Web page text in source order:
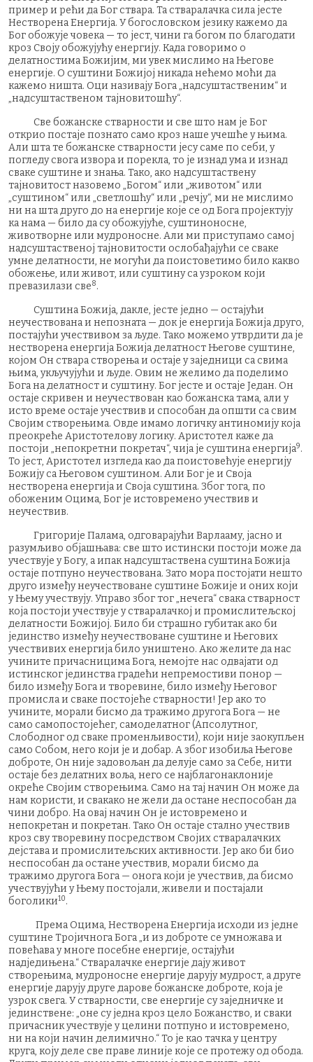
пример и рећи да Бог ствара. Та стваралачка сила јесте
Нестворена Енергија. У богословском језику кажемо да
Бог обожује човека — то јест, чини га богом по благодати
кроз Своју обожујућу енергију. Када говоримо о
делатностима Божијим, ми увек мислимо на Његове
енергије. О суштини Божијој никада нећемо моћи да
кажемо ништа. Оци називају Бога „надсуштаственим“ и
„надсуштаственом тајновитошћу“.
Све божанске стварности и све што нам је Бог
открио постаје познато само кроз наше учешће у њима.
Али шта те божанске стварности јесу саме по себи, у
погледу свога извора и порекла, то је изнад ума и изнад
сваке суштине и знања. Тако, ако надсуштаствену
тајновитост назовемо „Богом“ или „животом“ или
„суштином“ или „светлошћу“ или „речју“, ми не мислимо
ни на шта друго до на енергије које се од Бога пројектују
ка нама — било да су обожујуће, суштиноносне,
животворне или мудроносне. Али ми приступамо самој
надсуштаственој тајновитости ослобађајући се сваке
умне делатности, не могући да поистоветимо било какво
обожење, или живот, или суштину са узроком који
превазилази све8.
Суштина Божија, дакле, јесте једно — остајући
неучествована и непозната — док је енергија Божија друго,
постајући учествивом за људе. Тако можемо утврдити да је
нестворена енергија Божија делатност Његове суштине,
којом Он ствара створења и остаје у заједници са свима
њима, укључујући и људе. Овим не желимо да поделимо
Бога на делатност и суштину. Бог јесте и остаје Један. Он
остаје скривен и неучествован као божанска тама, али у
исто време остаје учествив и способан да општи са свим
Својим створењима. Овде имамо логичку антиномију која
преокреће Аристотелову логику. Аристотел каже да
постоји „непокретни покретач“, чија је суштина енергија9.
То јест, Аристотел изгледа као да поистовећује енергију
Божију са Његовом суштином. Али Бог је и Своја
нестворена енергија и Своја суштина. Због тога, по
обоженим Оцима, Бог је истовремено учествив и
неучествив.
Григорије Палама, одговарајући Варлааму, јасно и
разумљиво објашњава: све што истински постоји може да
учествује у Богу, а ипак надсуштаствена суштина Божија
остаје потпуно неучествована. Зато мора постојати нешто
друго између неучествоване суштине Божије и оних који
у Њему учествују. Управо због тог „нечега“ свака стварност
која постоји учествује у стваралачкој и промислитељској
делатности Божијој. Било би страшно губитак ако би
јединство између неучествоване суштине и Његових
учествивих енергија било уништено. Ако желите да нас
учините причасницима Бога, немојте нас одвајати од
истинског јединства градећи непремостиви понор —
било између Бога и творевине, било између Његовог
промисла и сваке постојеће стварности! Јер ако то
учините, морали бисмо да тражимо другога Бога — не
само самопостојећег, самоделатног (Апсолутног,
Слободног од сваке променљивости), који није заокупљен
само Собом, него који је и добар. А због изобиља Његове
доброте, Он није задовољан да делује само за Себе, нити
остаје без делатних воља, него се најблагонаклоније
окреће Својим створењима. Само на тај начин Он може да
нам користи, и свакако не жели да остане неспособан да
чини добро. На овај начин Он је истовремено и
непокретан и покретан. Тако Он остаје стално учествив
кроз сву творевину посредством Својих стваралачких
дејстава и промислитељских активности. Јер ако би био
неспособан да остане учествив, морали бисмо да
тражимо другога Бога — онога који је учествив, да бисмо
учествујући у Њему постојали, живели и постајали
боголики10.
Према Оцима, Нестворена Енергија исходи из једне
суштине Тројичнога Бога „и из доброте се умножава и
повећава у многе посебне енергије, остајући
надједињена.“ Стваралачке енергије дају живот
створењима, мудроносне енергије дарују мудрост, а друге
енергије дарују друге дарове божанске доброте, која је
узрок свега. У стварности, све енергије су заједничке и
јединствене: „оне су једна кроз цело Божанство, и сваки
причасник учествује у целини потпуно и истовремено,
ни на који начин делимично.“ То је као тачка у центру
круга, коју деле све праве линије које се протежу од обода.